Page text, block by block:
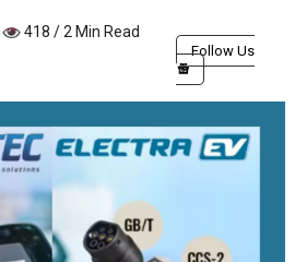
418 / 2 Min Read
Follow Us